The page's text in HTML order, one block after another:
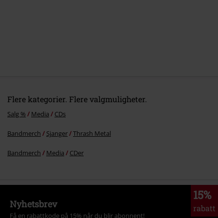
Flere kategorier. Flere valgmuligheter.
Salg % Media CDs
Bandmerch Sjanger Thrash Metal
Bandmerch Media CDer
15%
rabatt
Nyhetsbrev
Få en rabattkode på 15% når du blir abonnent!